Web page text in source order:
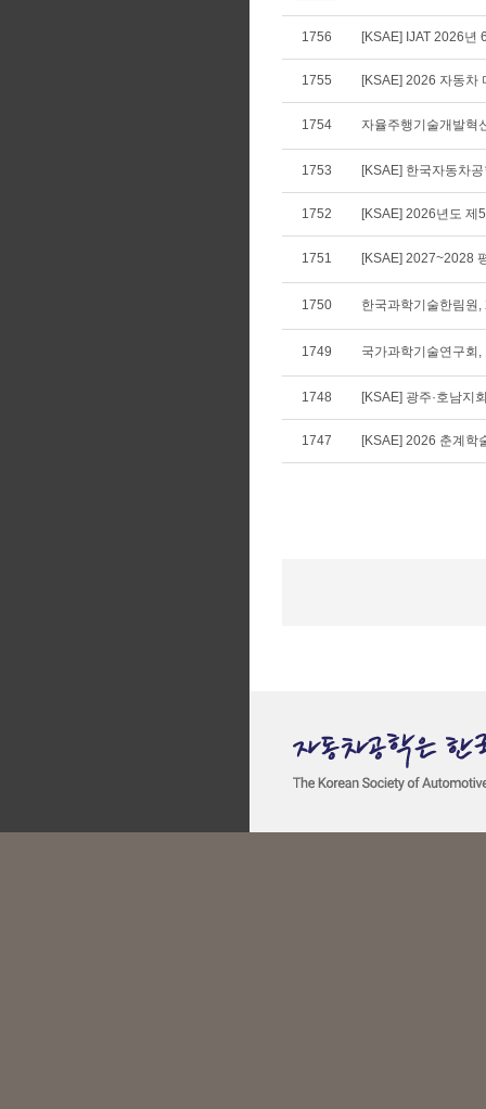
1756 [KSAE] IJAT 2026년
1755 [KSAE] 2026 자동차
1754 자율주행기술개발혁
1753 [KSAE] 한국자동차
1752 [KSAE] 2026년도 제
1751 [KSAE] 2027~2028
1750 한국과학기술한림원
1749 국가과학기술연구회
1748 [KSAE] 광주·호남지
1747 [KSAE] 2026 춘계학